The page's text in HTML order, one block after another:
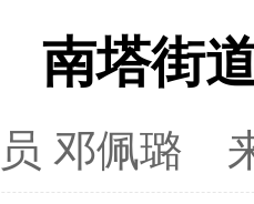
南塔街
邓佩璐